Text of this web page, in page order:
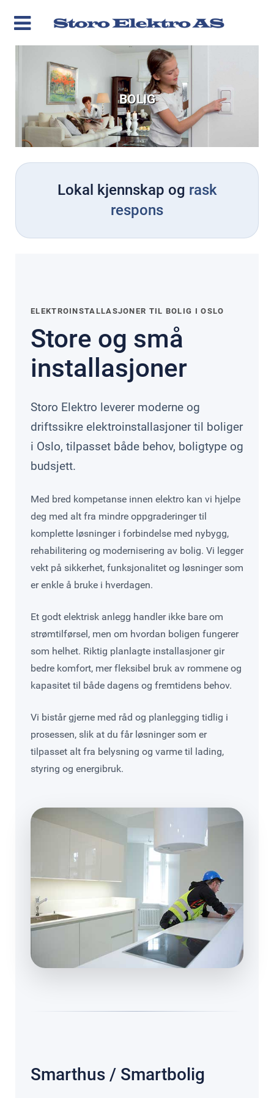
BOLIG
Lokal kjennskap og rask
respons
ELEKTROINSTALLASJONER TIL BOLIG I OSLO
Store og små
installasjoner
Storo Elektro leverer moderne og
driftssikre elektroinstallasjoner til boliger
i Oslo, tilpasset både behov, boligtype og
budsjett.
Med bred kompetanse innen elektro kan vi hjelpe
deg med alt fra mindre oppgraderinger til
komplette løsninger i forbindelse med nybygg,
rehabilitering og modernisering av bolig. Vi legger
vekt på sikkerhet, funksjonalitet og løsninger som
er enkle å bruke i hverdagen.
Et godt elektrisk anlegg handler ikke bare om
strømtilførsel, men om hvordan boligen fungerer
som helhet. Riktig planlagte installasjoner gir
bedre komfort, mer fleksibel bruk av rommene og
kapasitet til både dagens og fremtidens behov.
Vi bistår gjerne med råd og planlegging tidlig i
prosessen, slik at du får løsninger som er
tilpasset alt fra belysning og varme til lading,
styring og energibruk.
Smarthus / Smartbolig